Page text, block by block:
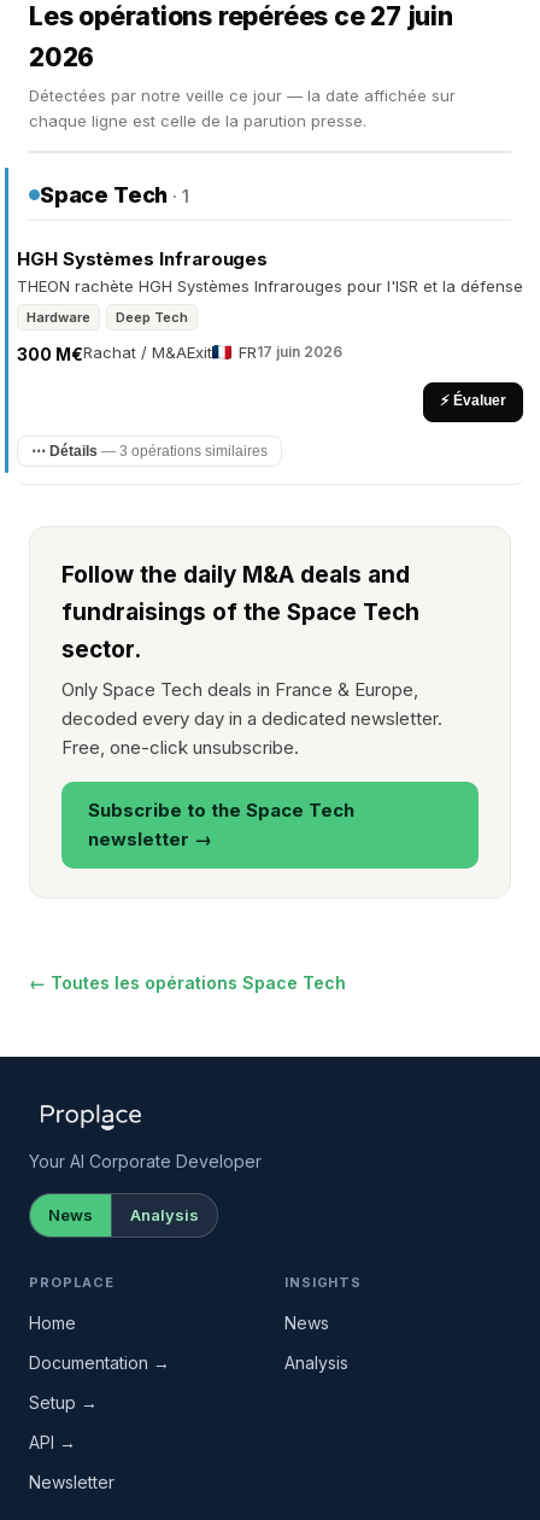
Les opérations repérées ce 27 juin
2026
Détectées par notre veille ce jour — la date affichée sur
chaque ligne est celle de la parution presse.
Space Tech · 1
HGH Systèmes Infrarouges
THEON rachète HGH Systèmes Infrarouges pour l'ISR et la défense
Hardware Deep Tech
Rachat / M&A
300 M€ Exit FR17 juin 2026
⚡ Évaluer
⋯ Détails — 3 opérations similaires
Follow the daily M&A deals and
fundraisings of the Space Tech
sector.
Only Space Tech deals in France & Europe,
decoded every day in a dedicated newsletter.
Free, one-click unsubscribe.
Subscribe to the Space Tech
newsletter →
← Toutes les opérations Space Tech
Your AI Corporate Developer
News Analysis
PROPLACE
Home
Documentation →
Setup →
API →
Newsletter
INSIGHTS
News
Analysis